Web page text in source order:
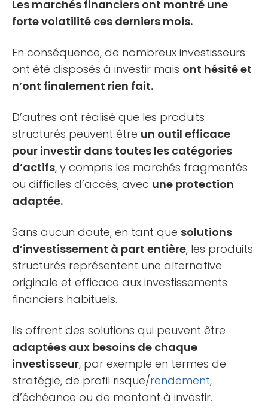
Les marchés financiers ont montré une
forte volatilité ces derniers mois.
En conséquence, de nombreux investisseurs
ont été disposés à investir mais ont hésité et
n’ont finalement rien fait.
D’autres ont réalisé que les produits
structurés peuvent être un outil efficace
pour investir dans toutes les catégories
d’actifs, y compris les marchés fragmentés
ou difficiles d’accès, avec une protection
adaptée.
Sans aucun doute, en tant que solutions
d’investissement à part entière, les produits
structurés représentent une alternative
originale et efficace aux investissements
financiers habituels.
Ils offrent des solutions qui peuvent être
adaptées aux besoins de chaque
investisseur, par exemple en termes de
stratégie, de profil risque/rendement,
d’échéance ou de montant à investir.